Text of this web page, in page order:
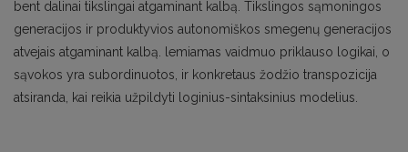
bent dalinai tikslingai atgaminant kalbą. Tikslingos sąmoningos
generacijos ir produktyvios autonomiškos smegenų generacijos
atvejais atgaminant kalbą. lemiamas vaidmuo priklauso logikai, o
sąvokos yra subordinuotos, ir konkretaus žodžio transpozicija
atsiranda, kai reikia užpildyti loginius-sintaksinius modelius.